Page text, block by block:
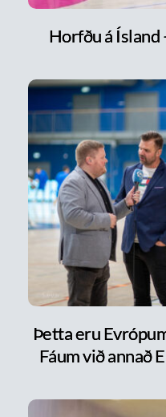
Horfðu á Ísland
Þetta eru
Fáum við annað